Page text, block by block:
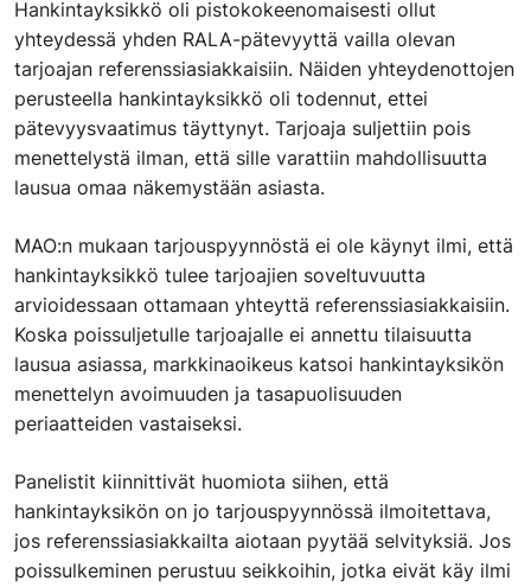
Hankintayksikkö oli pistokokeenomaisesti ollut
yhteydessä yhden RALA-pätevyyttä vailla olevan
tarjoajan referenssiasiakkaisiin. Näiden yhteydenottojen
perusteella hankintayksikkö oli todennut, ettei
pätevyysvaatimus täyttynyt. Tarjoaja suljettiin pois
menettelystä ilman, että sille varattiin mahdollisuutta
lausua omaa näkemystään asiasta.
MAO:n mukaan tarjouspyynnöstä ei ole käynyt ilmi, että
hankintayksikkö tulee tarjoajien soveltuvuutta
arvioidessaan ottamaan yhteyttä referenssiasiakkaisiin.
Koska poissuljetulle tarjoajalle ei annettu tilaisuutta
lausua asiassa, markkinaoikeus katsoi hankintayksikön
menettelyn avoimuuden ja tasapuolisuuden
periaatteiden vastaiseksi.
Panelistit kiinnittivät huomiota siihen, että
hankintayksikön on jo tarjouspyynnössä ilmoitettava,
jos referenssiasiakkailta aiotaan pyytää selvityksiä. Jos
poissulkeminen perustuu seikkoihin, jotka eivät käy ilmi